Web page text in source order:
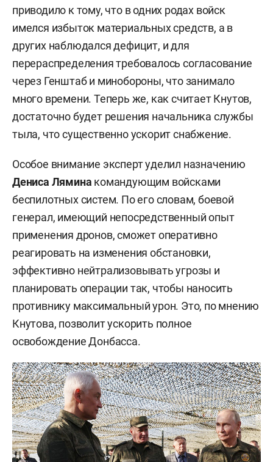
приводило к тому, что в одних родах войск
имелся избыток материальных средств, а в
других наблюдался дефицит, и для
перераспределения требовалось согласование
через Генштаб и минобороны, что занимало
много времени. Теперь же, как считает Кнутов,
достаточно будет решения начальника службы
тыла, что существенно ускорит снабжение.
Особое внимание эксперт уделил назначению
Дениса Лямина командующим войсками
беспилотных систем. По его словам, боевой
генерал, имеющий непосредственный опыт
применения дронов, сможет оперативно
реагировать на изменения обстановки,
эффективно нейтрализовывать угрозы и
планировать операции так, чтобы наносить
противнику максимальный урон. Это, по мнению
Кнутова, позволит ускорить полное
освобождение Донбасса.